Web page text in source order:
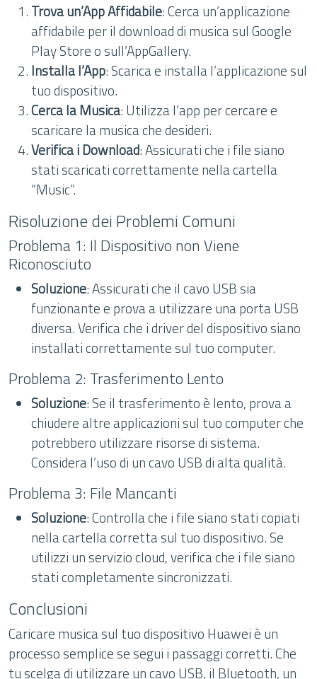
Trova un’App Affidabile: Cerca un’applicazione
affidabile per il download di musica sul Google
Play Store o sull’AppGallery.
Installa l’App: Scarica e installa l’applicazione sul
tuo dispositivo.
Cerca la Musica: Utilizza l’app per cercare e
scaricare la musica che desideri.
Verifica i Download: Assicurati che i file siano
stati scaricati correttamente nella cartella
“Music”.
Risoluzione dei Problemi Comuni
Problema 1: Il Dispositivo non Viene
Riconosciuto
Soluzione: Assicurati che il cavo USB sia
funzionante e prova a utilizzare una porta USB
diversa. Verifica che i driver del dispositivo siano
installati correttamente sul tuo computer.
Problema 2: Trasferimento Lento
Soluzione: Se il trasferimento è lento, prova a
chiudere altre applicazioni sul tuo computer che
potrebbero utilizzare risorse di sistema.
Considera l’uso di un cavo USB di alta qualità.
Problema 3: File Mancanti
Soluzione: Controlla che i file siano stati copiati
nella cartella corretta sul tuo dispositivo. Se
utilizzi un servizio cloud, verifica che i file siano
stati completamente sincronizzati.
Conclusioni
Caricare musica sul tuo dispositivo Huawei è un
processo semplice se segui i passaggi corretti. Che
tu scelga di utilizzare un cavo USB, il Bluetooth, un